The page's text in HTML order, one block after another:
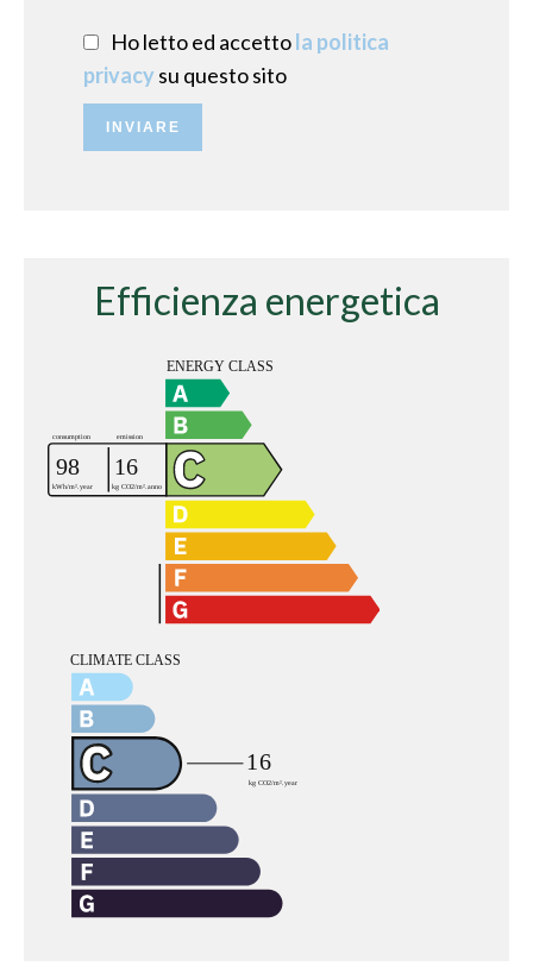
Ho letto ed accettola politica
privacysu questo sito
INVIARE
Efficienza energetica